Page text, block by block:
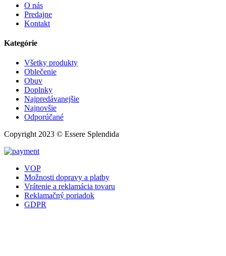
O nás
Predajne
Kontakt
Kategórie
Všetky produkty
Oblečenie
Obuv
Doplnky
Najpredávanejšie
Najnovšie
Odporúčané
Copyright 2023 © Essere Splendida
VOP
Možnosti dopravy a platby
Vrátenie a reklamácia tovaru
Reklamačný poriadok
GDPR